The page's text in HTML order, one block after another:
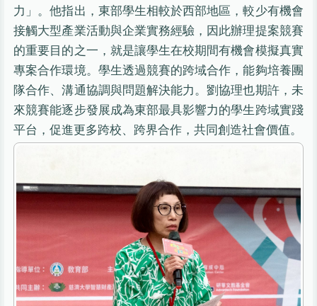
力」。他指出，東部學生相較於西部地區，較少有機會
接觸大型產業活動與企業實務經驗，因此辦理提案競賽
的重要目的之一，就是讓學生在校期間有機會模擬真實
專案合作環境。學生透過競賽的跨域合作，能夠培養團
隊合作、溝通協調與問題解決能力。劉協理也期許，未
來競賽能逐步發展成為東部最具影響力的學生跨域實踐
平台，促進更多跨校、跨界合作，共同創造社會價值。